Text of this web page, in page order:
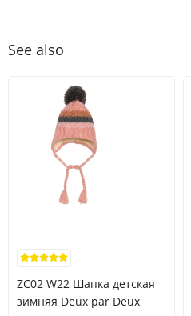
See also
ZC02 W22 Шапка детская
зимняя Deux par Deux